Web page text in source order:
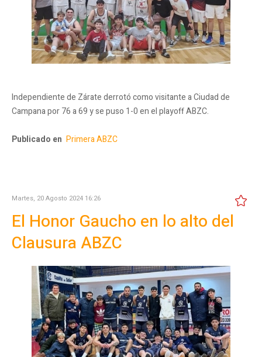
Independiente de Zárate derrotó como visitante a Ciudad de
Campana por 76 a 69 y se puso 1-0 en el playoff ABZC.
Publicado en Primera ABZC
Martes, 20 Agosto 2024 16:26
El Honor Gaucho en lo alto del
Clausura ABZC